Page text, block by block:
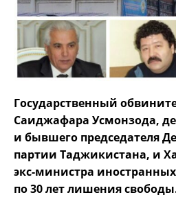
Государственный
Саиджафара Усмонзода,
и бывшего председателя
партии Таджикистана, и
экс-министра
по 30 лет лишения